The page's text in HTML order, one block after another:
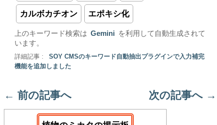
カルボカチオン エポキシ化
上のキーワード検索は Gemini
を利用して自動生成されて
います。
詳細記事 :
SOY CMSのキーワード自動抽出プラグインで入力補完
機能を追加しました
← 前の記事へ 次の記事へ →